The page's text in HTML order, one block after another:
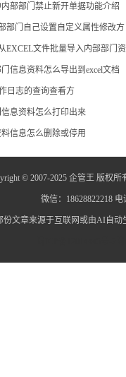
部部门禁止新开单据功能介绍
部门自己设置自定义属性修改方
EXCEL文件批量导入内部部门资
信息资料怎么导出到excel文档
日志的查询查看方
息资料怎么打印出来
信息怎么删除或停用
© 2007-2025 企管王 版权所
微信：18628822218
份文章来源于互联网或由AI自